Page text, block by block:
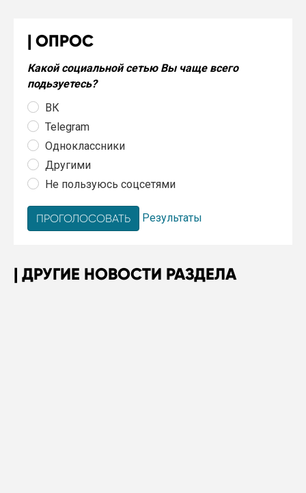
ОПРОС
Какой социальной сетью Вы чаще всего
подьзуетесь?
ВК
Telegram
Одноклассники
Другими
Не пользуюсь соцсетями
Результаты
ДРУГИЕ НОВОСТИ РАЗДЕЛА